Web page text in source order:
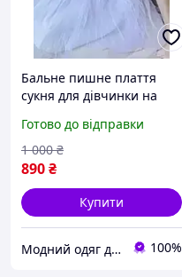
Бальне пишне плаття
сукня для дівчинки на
122 128 134
Готово до відправки
890₴
1 000 ₴
Купити
Модний одяг для мене і крихітки 100%